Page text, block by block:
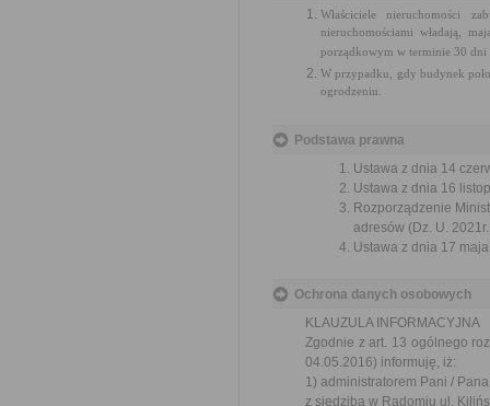
Właściciele nieruchomości
nieruchomościami władają,
porządkowym w terminie 30 dni
W przypadku, gdy budynek
ogrodzeniu.
Podstawa prawna
Ustawa z dnia 14
Ustawa z dnia 16
Rozporządzenie
adresów (Dz. U.
Ustawa z dnia 17
Ochrona danych osobowych
KLAUZULA INFORMACYJNA
Zgodnie z art. 13 ogólnego
04.05.2016) informuję, iż:
1) administratorem Pani /
z siedzibą w Radomiu ul.